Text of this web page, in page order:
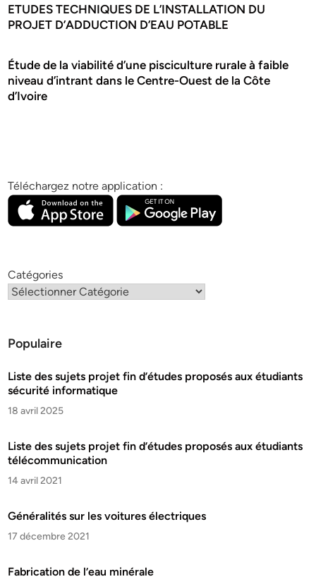
ETUDES TECHNIQUES DE L’INSTALLATION DU
PROJET D’ADDUCTION D’EAU POTABLE
Étude de la viabilité d’une pisciculture rurale à faible
niveau d’intrant dans le Centre-Ouest de la Côte
d’Ivoire
Téléchargez notre application :
Catégories
Populaire
Liste des sujets projet fin d’études proposés aux étudiants
sécurité informatique
18 avril 2025
Liste des sujets projet fin d’études proposés aux étudiants
télécommunication
14 avril 2021
Généralités sur les voitures électriques
17 décembre 2021
Fabrication de l’eau minérale